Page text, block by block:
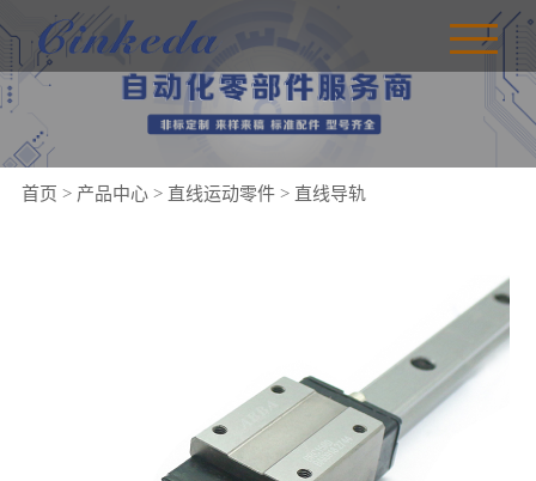
首页 > 产品中心> 直线运动零件> 直线导轨